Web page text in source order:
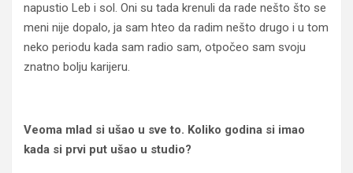
napustio Leb i sol. Oni su tada krenuli da rade nešto što se
meni nije dopalo, ja sam hteo da radim nešto drugo i u tom
neko periodu kada sam radio sam, otpočeo sam svoju
znatno bolju karijeru.
Veoma mlad si ušao u sve to. Koliko godina si imao
kada si prvi put ušao u studio?